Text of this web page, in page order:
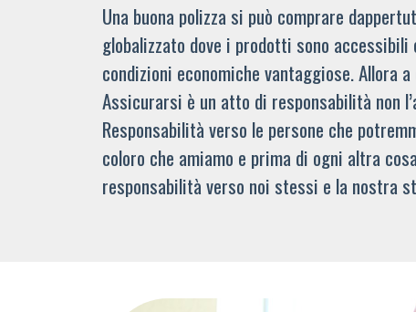
Una buona polizza si può comprare
globalizzato dove i prodotti sono accessibili
condizioni economiche vantaggiose. Allora
Assicurarsi è un atto di responsabilità non
Responsabilità verso le persone che
coloro che amiamo e prima di ogni altra
responsabilità verso noi stessi e la nostra